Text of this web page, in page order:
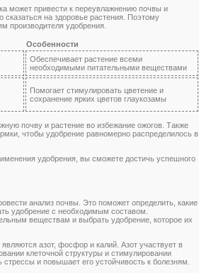
может привести к переувлажнению почвы и
сказаться на здоровье растения. Поэтому
производителя удобрения.
Особенности
Обеспечивает растение всеми
необходимыми питательными веществами
Помогает стимулировать цветение и
сохранение ярких цветов глаукозамы
почву и растение во избежание ожогов. Также
чтобы удобрение равномерно распределилось в
удобрения, вы сможете достичь успешного
анализ почвы. Это поможет определить, какие
удобрение с необходимым составом.
веществам и выбрать удобрение, которое их
азот, фосфор и калий. Азот участвует в
клеточной структуры и стимулировании
и повышает его устойчивость к болезням.